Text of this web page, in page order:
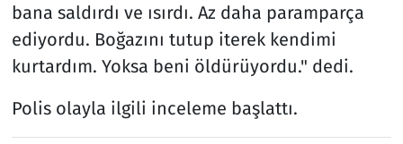
bana saldırdı ve ısırdı. Az daha paramparça
ediyordu. Boğazını tutup iterek kendimi
kurtardım. Yoksa beni öldürüyordu." dedi.
Polis olayla ilgili inceleme başlattı.